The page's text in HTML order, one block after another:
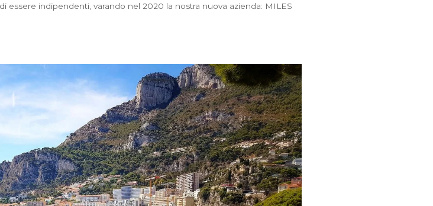
essere indipendenti, varando nel 2020 la nostra nuova azienda: MILES